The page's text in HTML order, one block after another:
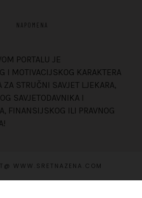
NAPOMENA
PORTALU JE
I MOTIVACIJSKOG KARAKTERA
STRUČNI SAVJET LJEKARA,
SAVJETODAVNIKA I
FINANSIJSKOG ILI PRAVNOG
WWW.SRETNAZENA.COM